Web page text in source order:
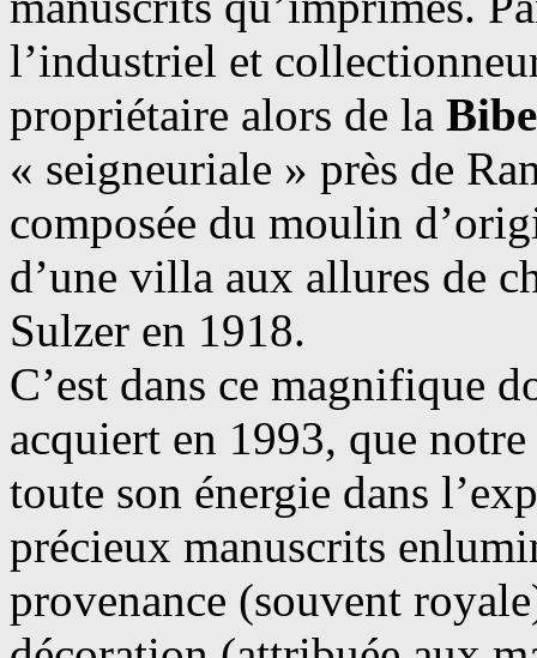
l’industriel et
propriétaire alors de la
« seigneuriale » près de
composée du moulin
d’une villa aux allures de
Sulzer en 1918.
C’est dans ce magnifique
acquiert en 1993, que
toute son énergie dans
précieux manuscrits
provenance (souvent